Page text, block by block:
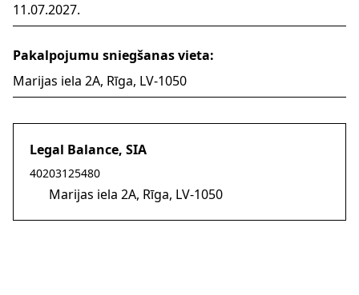
11.07.2027.
Pakalpojumu sniegšanas vieta:
Marijas iela 2A, Rīga, LV-1050
Legal Balance, SIA
40203125480
Marijas iela 2A, Rīga, LV-1050